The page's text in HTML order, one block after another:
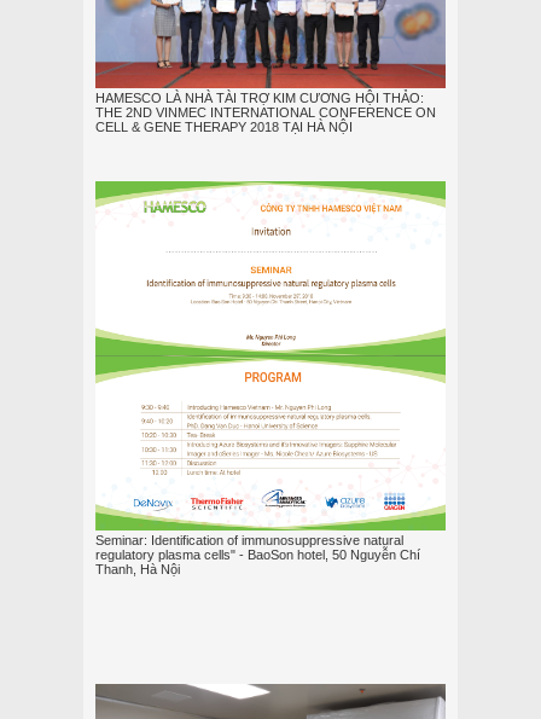
HAMESCO LÀ NHÀ TÀI TRỢ KIM CƯƠNG HỘI THẢO:
THE 2ND VINMEC INTERNATIONAL CONFERENCE ON
CELL & GENE THERAPY 2018 TẠI HÀ NỘI
Seminar: Identification of immunosuppressive natural
regulatory plasma cells" - BaoSon hotel, 50 Nguyễn Chí
Thanh, Hà Nội